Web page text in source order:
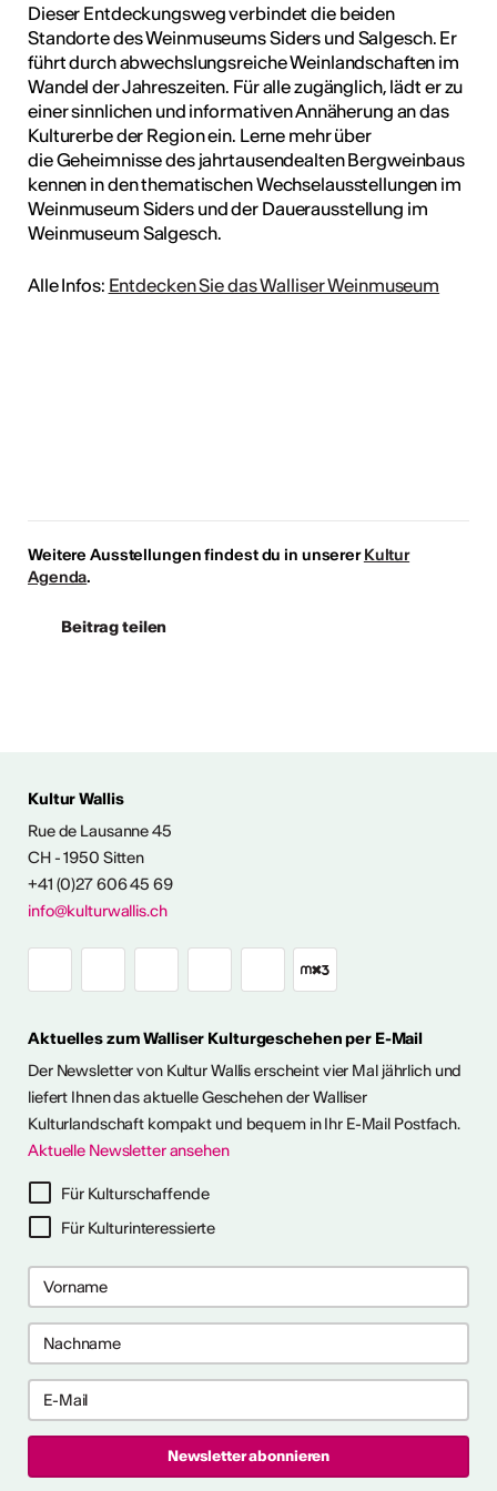
Ausstellungen
Himmel im Wallis
Kunst im Freien so richtig
eine kleine aber feine
im Wallis
2027 in Prag
bis 28. April 2027) ist ein 10-
für Recherche-,
Es bietet
kollektive Begleitung und
10. September
Dieser Entdeckungsweg verbindet die beiden
Standorte des Weinmuseums Siders und Salgesch. Er
führt durch abwechslungsreiche Weinlandschaften im
Wandel der Jahreszeiten. Für alle zugänglich, lädt er zu
einer sinnlichen und informativen Annäherung an das
Kulturerbe der Region ein. Lerne mehr über
die Geheimnisse des jahrtausendealten Bergweinbaus
kennen in den thematischen Wechselausstellungen im
Weinmuseum Siders und der Dauerausstellung im
Weinmuseum Salgesch.
Alle Infos: Entdecken Sie das Walliser Weinmuseum
Weitere Ausstellungen findest du in unsererKultur
Agenda.
Beitrag teilen
Kultur Wallis
Rue de Lausanne 45
CH - 1950 Sitten
+41 (0)27 606 45 69
info@kulturwallis.ch
Aktuelles zum Walliser Kulturgeschehen per E-Mail
Der Newsletter von Kultur Wallis erscheint vier Mal jährlich und
liefert Ihnen das aktuelle Geschehen der Walliser
Kulturlandschaft kompakt und bequem in Ihr E-Mail Postfach.
Aktuelle Newsletter ansehen
Für Kulturschaffende
Für Kulturinteressierte